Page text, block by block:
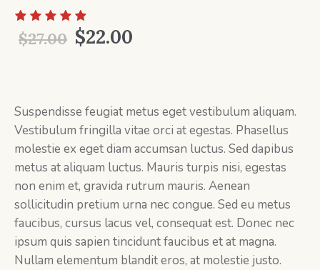
$27.00 Original
$27.00.
$22.00
$22.00.
Suspendisse feugiat metus eget vestibulum aliquam.
Vestibulum fringilla vitae orci at egestas. Phasellus
molestie ex eget diam accumsan luctus. Sed dapibus
metus at aliquam luctus. Mauris turpis nisi, egestas
non enim et, gravida rutrum mauris. Aenean
sollicitudin pretium urna nec congue. Sed eu metus
faucibus, cursus lacus vel, consequat est. Donec nec
ipsum quis sapien tincidunt faucibus et at magna.
Nullam elementum blandit eros, at molestie justo.